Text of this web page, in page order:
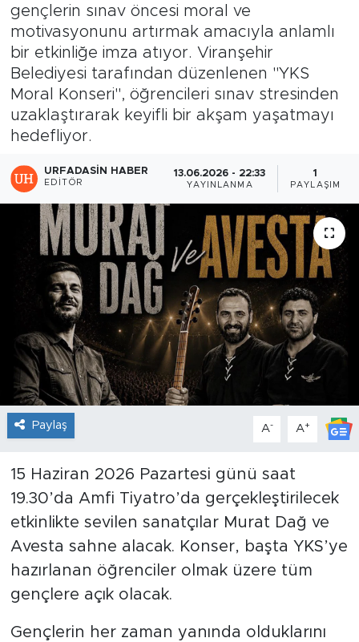
gençlerin sınav öncesi moral ve
motivasyonunu artırmak amacıyla anlamlı
bir etkinliğe imza atıyor. Viranşehir
Belediyesi tarafından düzenlenen "YKS
Moral Konseri", öğrencileri sınav stresinden
uzaklaştırarak keyifli bir akşam yaşatmayı
hedefliyor.
URFADASIN HABER
EDITÖR
13.06.2026 - 22:33
YAYINLANMA
1
PAYLAŞIM
Paylaş A- A+
15 Haziran 2026 Pazartesi günü saat
19.30’da Amfi Tiyatro’da gerçekleştirilecek
etkinlikte sevilen sanatçılar Murat Dağ ve
Avesta sahne alacak. Konser, başta YKS’ye
hazırlanan öğrenciler olmak üzere tüm
gençlere açık olacak.
Gençlerin her zaman yanında olduklarını
OTOMOBİL
Haber Arşivi